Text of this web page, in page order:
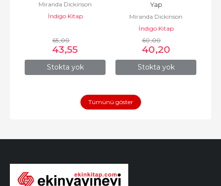
Stokta yok
Miranda Dickinson
İndigo Kitap
65,00
43,55
Stokta yok
Yap
Miranda Dickinson
İndigo Kitap
60,00
40,20
Tümünü göster